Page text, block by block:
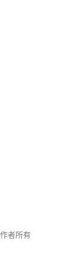
者所有